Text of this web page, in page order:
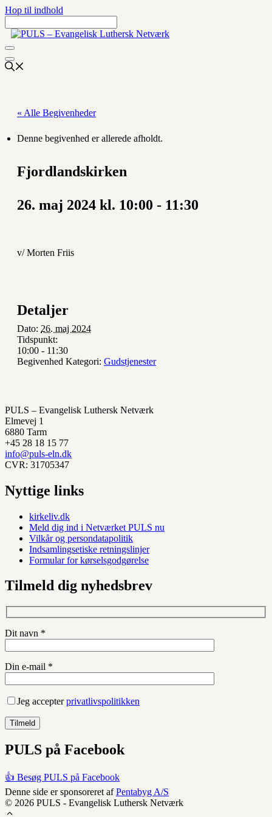
Hop til indhold
« Alle Begivenheder
Denne begivenhed er allerede afholdt.
Fjordlandskirken
26. maj 2024 kl. 10:00 - 11:30
v/ Morten Friis
Detaljer
Dato: 26. maj 2024
Tidspunkt:
10:00 - 11:30
Begivenhed Kategori: Gudstjenester
PULS – Evangelisk Luthersk Netværk
Elmevej 1
6880 Tarm
+45 28 18 15 77
info@puls-eln.dk
CVR: 31705347
Nyttige links
kirkeliv.dk
Meld dig ind i Netværket PULS nu
Vilkår og persondatapolitik
Indsamlingsetiske retningslinjer
Formular for kørselsgodgørelse
Tilmeld dig nyhedsbrev
Dit navn *
Din e-mail *
Jeg accepterprivatlivspolitikken
PULS på Facebook
👍 Besøg PULS på Facebook
Denne side er sponsoreret afPentabyg A/S
© 2026 PULS - Evangelisk Luthersk Netværk